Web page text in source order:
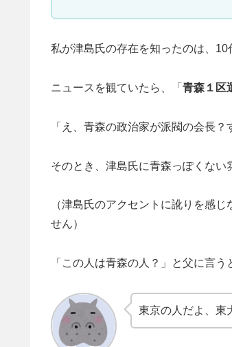
私が津島氏の存在を知ったのは、10
ニュースを観ていたら、「 青森１
「え、青森の政治家が派閥の会長
そのとき、津島氏に青森っぽくない
（津島氏のアクセントに訛りを感
せん）
「この人は青森の人？」と父に言う
東京の人だよ、東